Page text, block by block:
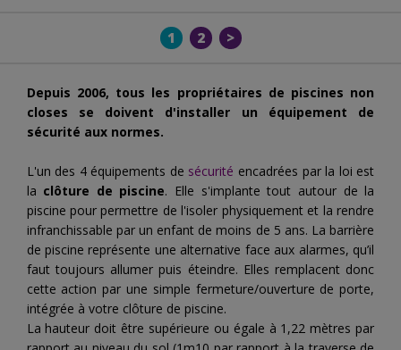
Depuis 2006, tous les propriétaires de piscines non
closes se doivent d'installer un équipement de
sécurité aux normes.
L'un des 4 équipements de sécurité encadrées par la loi est
la clôture de piscine. Elle s'implante tout autour de la
piscine pour permettre de l'isoler physiquement et la rendre
infranchissable par un enfant de moins de 5 ans. La barrière
de piscine représente une alternative face aux alarmes, qu’il
faut toujours allumer puis éteindre. Elles remplacent donc
cette action par une simple fermeture/ouverture de porte,
intégrée à votre clôture de piscine.
La hauteur doit être supérieure ou égale à 1,22 mètres par
1 2 >